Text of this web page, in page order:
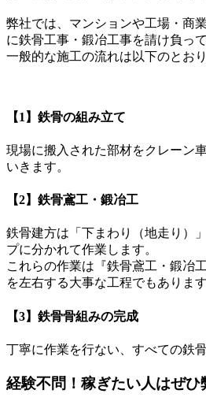
弊社では、マンションや工場・商
に鉄骨工事・鍛冶工事を請け負っ
一般的な施工の流れは以下のとおり
【1】鉄骨の組み立て
現場に搬入された部材をクレーン
いきます。
【2】鉄骨鳶工・鍛冶工
鉄骨建方は「下まわり（地走り）
プに分かれて作業します。
これらの作業は『鉄骨鳶工・鍛冶
を左右する大事な工程でもあります
【3】鉄骨骨組みの完成
丁寧に作業を行ない、すべての鉄
経験不問！稼ぎたい人はぜひ